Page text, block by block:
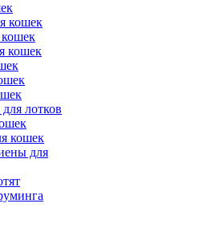
кошек
кошек
лотков
кошек
для